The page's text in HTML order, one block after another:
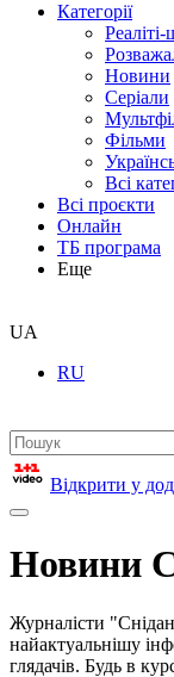
Категорії
Новини
Серіали
Фільми
Всі
Всі проєкти
Онлайн
ТБ програма
Еще
UA
RU
Відкрити у
Новини
Журналісти
найактуальнішу
глядачів. Будь в